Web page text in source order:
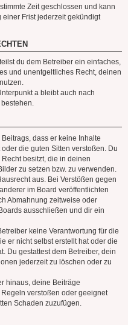
Zeit geschlossen und kann
Frist jederzeit gekündigt
du dem Betreiber ein einfaches,
und unentgeltliches Recht, deinen
a bleibt auch nach
dass er keine Inhalte
die guten Sitten verstoßen. Du
besitzt, die in deinen
zu setzen bzw. zu verwenden.
aus. Bei Verstößen gegen
im Board veröffentlichten
Abmahnung zeitweise oder
ausschließen und dir ein
keine Verantwortung für die
er nicht selbst erstellt hat oder die
Du gestattest dem Betreiber, dein
jederzeit zu löschen oder zu
hinaus, deine Beiträge
verstoßen oder geeignet
Schaden zuzufügen.